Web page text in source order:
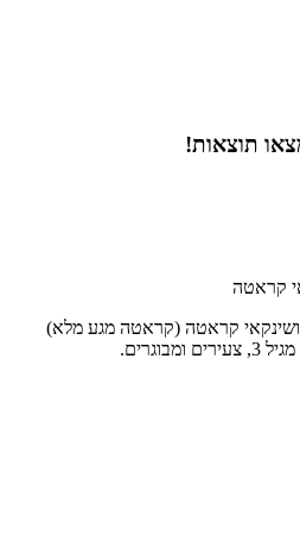
תוצאות!
קראטה
קראטה (קראטה מגע מלא)